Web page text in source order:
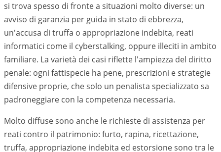
si trova spesso di fronte a situazioni molto diverse: un
avviso di garanzia per guida in stato di ebbrezza,
un'accusa di truffa o appropriazione indebita, reati
informatici come il cyberstalking, oppure illeciti in ambito
familiare. La varietà dei casi riflette l'ampiezza del diritto
penale: ogni fattispecie ha pene, prescrizioni e strategie
difensive proprie, che solo un penalista specializzato sa
padroneggiare con la competenza necessaria.
Molto diffuse sono anche le richieste di assistenza per
reati contro il patrimonio: furto, rapina, ricettazione,
truffa, appropriazione indebita ed estorsione sono tra le